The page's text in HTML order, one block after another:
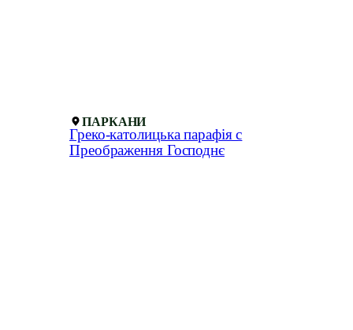
ПАРКАНИ
Греко-католицька парафія с
Преображення Господнє